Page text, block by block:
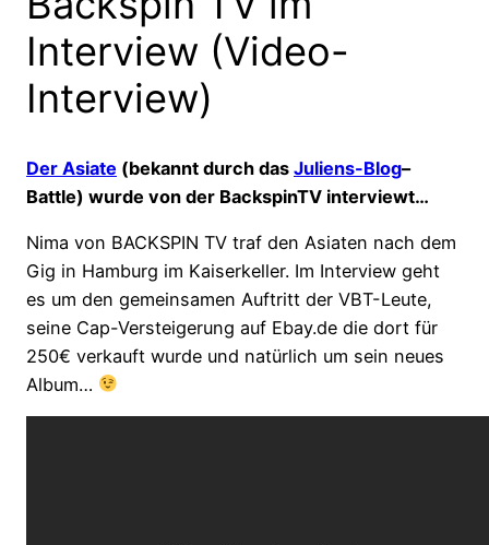
Interview (Video-
Interview)
Der Asiate (bekannt durch das Juliens-Blog–
Battle) wurde von der BackspinTV interviewt…
Nima von BACKSPIN TV traf den Asiaten nach dem
Gig in Hamburg im Kaiserkeller. Im Interview geht
es um den gemeinsamen Auftritt der VBT-Leute,
seine Cap-Versteigerung auf Ebay.de die dort für
250€ verkauft wurde und natürlich um sein neues
Album…